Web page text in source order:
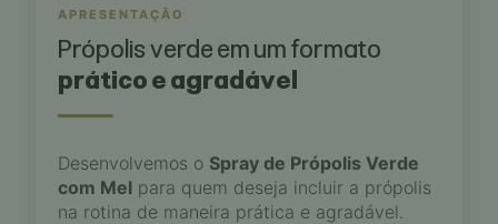
APRESENTAÇÃO
Própolis verde em um formato
prático e agradável
Desenvolvemos o Spray de Própolis Verde
com Mel para quem deseja incluir a própolis
na rotina de maneira prática e agradável.